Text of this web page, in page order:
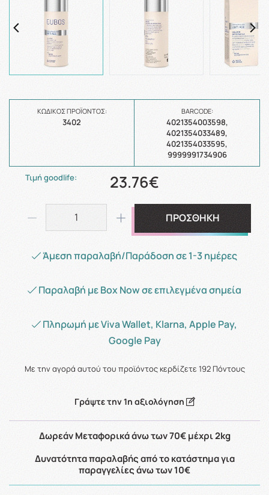
ΚΩΔΙΚΌΣ ΠΡΟΪΌΝΤΟΣ:
3402
BARCODE:
4021354003598,
4021354033489,
4021354033595,
9999991734906
Τιμή goodlife: 23.76€
ΠΡΟΣΘΗΚΗ
Άμεση παραλαβή/Παράδοση σε 1-3 ημέρες
Παραλαβή με Box Now σε επιλεγμένα σημεία
Πληρωμή με Viva Wallet, Klarna, Apple Pay,
Google Pay
Με την αγορά αυτού του προϊόντος κερδίζετε 192 Πόντους
Γράψτε την 1η αξιολόγηση
Δωρεάν Μεταφορικά άνω των 70€ μέχρι 2kg
Δυνατότητα παραλαβής από το κατάστημα για
παραγγελίες άνω των 10€